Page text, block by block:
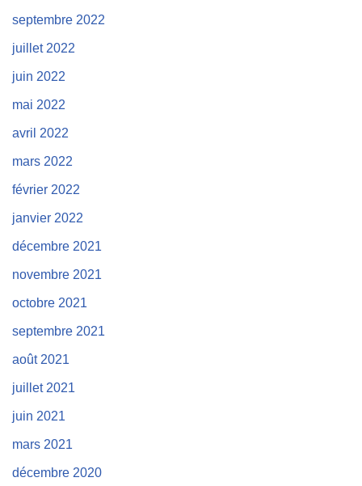
septembre 2022
juillet 2022
juin 2022
mai 2022
avril 2022
mars 2022
février 2022
janvier 2022
décembre 2021
novembre 2021
octobre 2021
septembre 2021
août 2021
juillet 2021
juin 2021
mars 2021
décembre 2020